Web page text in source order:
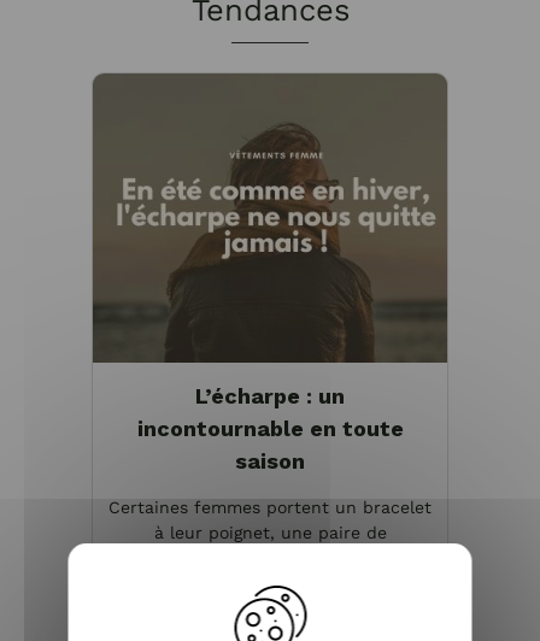
Tendances
L’écharpe : un
incontournable en toute
saison
Certaines femmes portent un bracelet
à leur poignet, une paire de
marque. D’autres choisissent de
mettre une écharpe ou un foulard.
Depuis les années 80, l’écharpe est